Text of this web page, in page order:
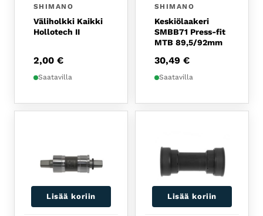
SHIMANO
Väliholkki Kaikki
Hollotech II
2,00 €
Saatavilla
SHIMANO
Keskiölaakeri
SMBB71 Press-fit
MTB 89,5/92mm
30,49 €
Saatavilla
Lisää koriin Lisää koriin